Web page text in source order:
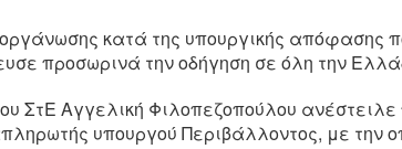
κατά της υπουργικής απόφασης
προσωρινά την οδήγηση σε όλη την
ΣτΕ Αγγελική Φιλοπεζοπούλου
υπουργού Περιβάλλοντος, με την